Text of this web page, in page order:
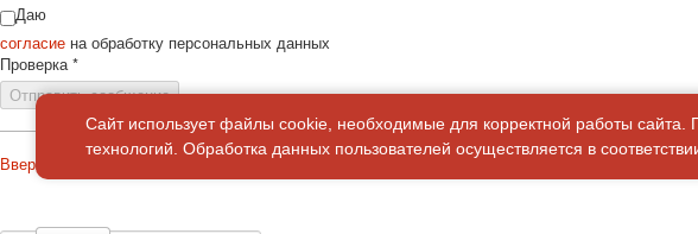
Даю
согласие на обработку персональных данных
Проверка *
Отправить сообщение
Вверх
Сайт использует файлы cookie, необходимые для корректной работы сайта.
технологий. Обработка данных пользователей осуществляется в